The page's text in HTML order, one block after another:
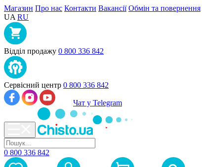
Магазин Про нас Контакти Вакансії Обмін та повернення
UA RU
Відділ продажу 0 800 336 842
Сервісний центр 0 800 336 842
Чат у Telegram
0 800 336 842